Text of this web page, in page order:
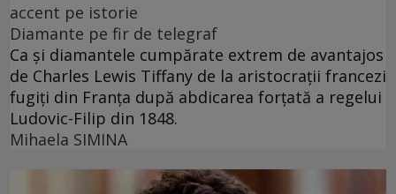
accent pe istorie
Diamante pe fir de telegraf
Ca și diamantele cumpărate extrem de avantajos
de Charles Lewis Tiffany de la aristocrații francezi
fugiți din Franța după abdicarea forțată a regelui
Ludovic-Filip din 1848.
Mihaela SIMINA